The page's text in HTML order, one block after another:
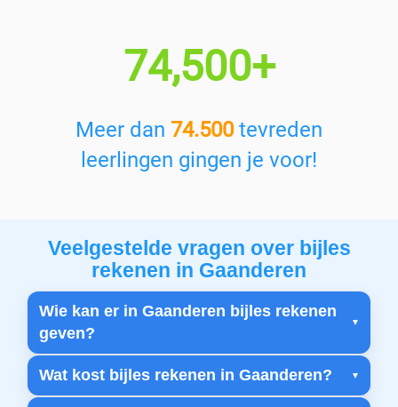
74,500+
Meer dan 74.500tevreden
leerlingen gingen je voor!
Veelgestelde vragen over bijles
rekenen in Gaanderen
Wie kan er in Gaanderen bijles rekenen
geven?
Wat kost bijles rekenen in Gaanderen?